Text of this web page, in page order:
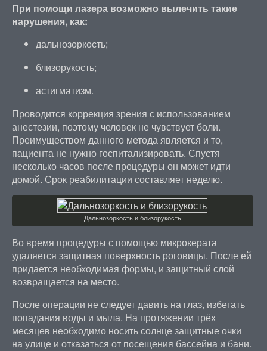
При помощи лазера возможно вылечить такие
нарушения, как:
дальнозоркость;
близорукость;
астигматизм.
Проводится коррекция зрения с использованием
анестезии, поэтому человек не чувствует боли.
Преимуществом данного метода является и то,
пациента не нужно госпитализировать. Спустя
несколько часов после процедуры он может идти
домой. Срок реабилитации составляет неделю.
Дальнозоркость и близорукость
Во время процедуры с помощью микрокерата
удаляется защитная поверхность роговицы. После ей
придается необходимая формы, и защитный слой
возвращается на место.
После операции не следует давить на глаз, избегать
попадания воды и мыла. На протяжении трёх
месяцев необходимо носить солнце защитные очки
на улице и отказаться от посещения бассейна и бани.